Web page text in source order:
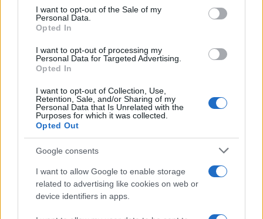
services and may gather and store information including but
not limited to your visit or usage behaviour. You may click to
grant or deny consent to Google and its third-party tags to
consent section.
I want to opt-out of the Sale of my
Personal Data.
Opted In
I want to opt-out of processing my
Personal Data for Targeted Advertising.
Opted In
I want to opt-out of Collection, Use,
Retention, Sale, and/or Sharing of my
Personal Data that Is Unrelated with the
Purposes for which it was collected.
Opted Out
Google consents
I want to allow Google to enable storage
related to advertising like cookies on web or
device identifiers in apps.
I Paesi dove puoi vivere una vacanza
in campeggio spendendo molto meno
CHI
SIAMO
PARTNERSHIP E
ACCREDITAMENTI